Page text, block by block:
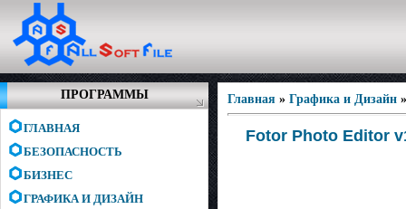
ПРОГРАММЫ
ГЛАВНАЯ
БЕЗОПАСНОСТЬ
БИЗНЕС
ГРАФИКА И ДИЗАЙН
Главная » Графика и Дизайн
Fotor Photo Editor